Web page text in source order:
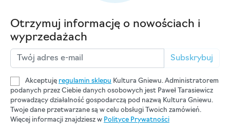
Otrzymuj informację o nowościach i
wyprzedażach
Subskrybuj
Akceptuję regulamin sklepu Kultura Gniewu. Administratorem
podanych przez Ciebie danych osobowych jest Paweł Tarasiewicz
prowadzący działalność gospodarczą pod nazwą Kultura Gniewu.
Twoje dane przetwarzane są w celu obsługi Twoich zamówień.
Więcej informacji znajdziesz w Polityce Prywatności